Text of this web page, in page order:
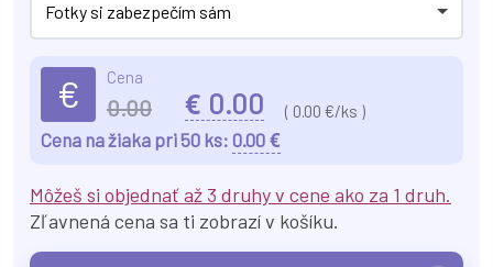
Fotky si zabezpečím sám
€ Cena
0.00 € 0.00 ( 0.00 €/ks )
Cena na žiaka pri 50 ks: 0.00 €
Môžeš si objednať až 3 druhy v cene ako za 1 druh.
Zľavnená cena sa ti zobrazí v košíku.